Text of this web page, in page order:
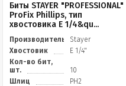
Биты STAYER "PROFESSIONAL"
ProFix Phillips, тип
хвостовика E 1/4&qu...
Производитель
Stayer
Хвостовик
E 1/4"
Кол-во бит,
шт.
10
Шлиц
PH2